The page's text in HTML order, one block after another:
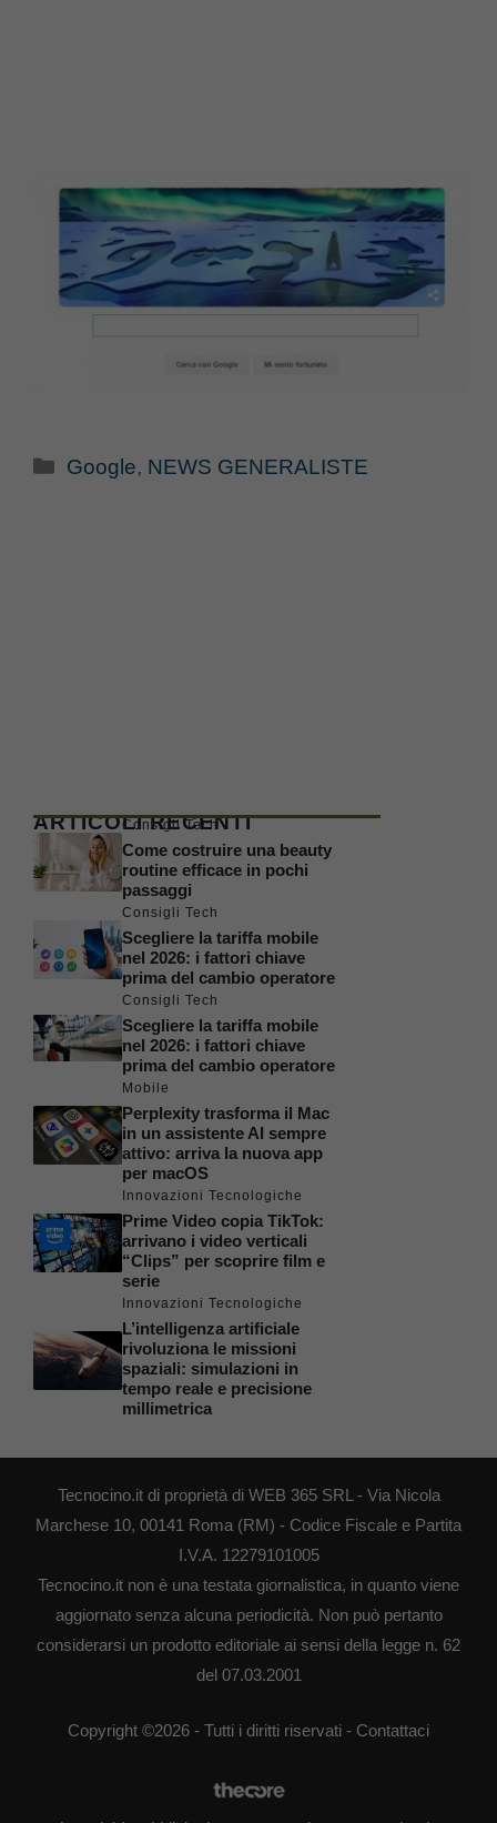
Categorie
Google, NEWS GENERALISTE
ARTICOLI RECENTI
Consigli Tech
Come costruire una beauty
routine efficace in pochi
passaggi
Consigli Tech
Scegliere la tariffa mobile
nel 2026: i fattori chiave
prima del cambio operatore
Consigli Tech
Scegliere la tariffa mobile
nel 2026: i fattori chiave
prima del cambio operatore
Mobile
Perplexity trasforma il Mac
in un assistente AI sempre
attivo: arriva la nuova app
per macOS
Innovazioni Tecnologiche
Prime Video copia TikTok:
arrivano i video verticali
“Clips” per scoprire film e
serie
Innovazioni Tecnologiche
L’intelligenza artificiale
rivoluziona le missioni
spaziali: simulazioni in
tempo reale e precisione
millimetrica
Tecnocino.it di proprietà di WEB 365 SRL - Via Nicola
Marchese 10, 00141 Roma (RM) - Codice Fiscale e Partita
I.V.A. 12279101005
Tecnocino.it non è una testata giornalistica, in quanto viene
aggiornato senza alcuna periodicità. Non può pertanto
considerarsi un prodotto editoriale ai sensi della legge n. 62
del 07.03.2001
Copyright ©2026 - Tutti i diritti riservati - Contattaci